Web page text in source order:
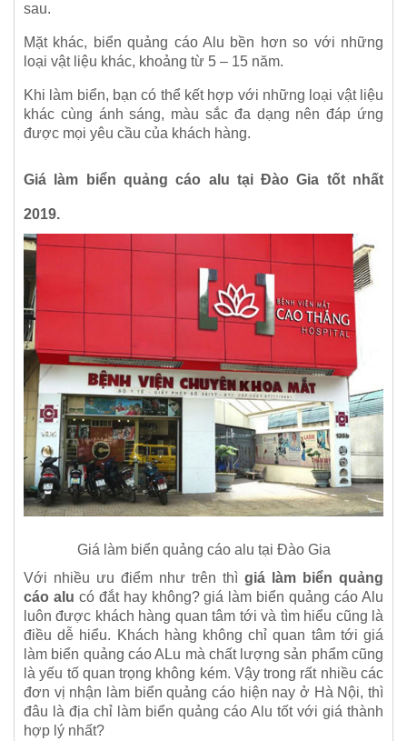
sau.
Mặt khác, biển quảng cáo Alu bền hơn so với những
loại vật liệu khác, khoảng từ 5 – 15 năm.
Khi làm biển, bạn có thể kết hợp với những loại vật liệu
khác cùng ánh sáng, màu sắc đa dạng nên đáp ứng
được mọi yêu cầu của khách hàng.
Giá làm biển quảng cáo alu tại Đào Gia tốt nhất
2019.
Giá làm biển quảng cáo alu tại Đào Gia
Với nhiều ưu điểm như trên thì giá làm biển quảng
cáo alu có đắt hay không? giá làm biển quảng cáo Alu
luôn được khách hàng quan tâm tới và tìm hiểu cũng là
điều dễ hiểu. Khách hàng không chỉ quan tâm tới giá
làm biển quảng cáo ALu mà chất lượng sản phẩm cũng
là yếu tố quan trọng không kém. Vậy trong rất nhiều các
đơn vị nhận làm biển quảng cáo hiện nay ở Hà Nội, thì
đâu là địa chỉ làm biển quảng cáo Alu tốt với giá thành
hợp lý nhất?